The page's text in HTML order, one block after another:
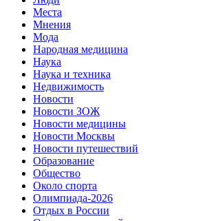
Места
Мнения
Мода
Народная медицина
Наука
Наука и техника
Недвижимость
Новости
Новости ЗОЖ
Новости медицины
Новости Москвы
Новости путешествий
Образование
Общество
Около спорта
Олимпиада-2026
Отдых в России